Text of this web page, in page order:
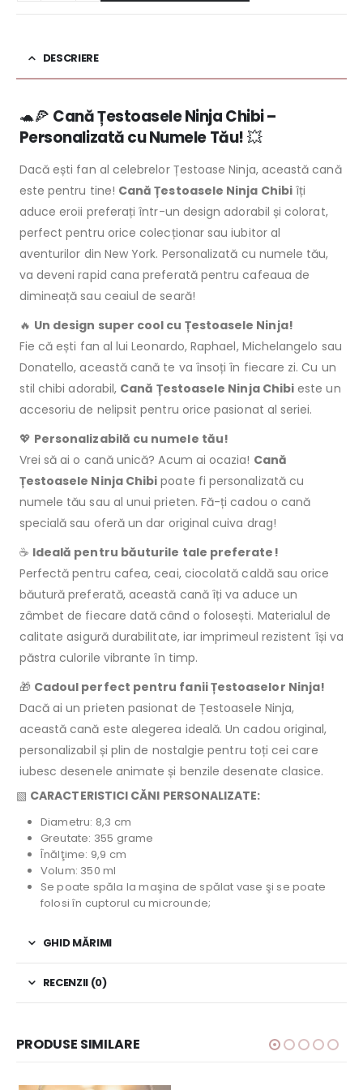
DESCRIERE
🐢🍕 Cană Țestoasele Ninja Chibi –
Personalizată cu Numele Tău! 💥
Dacă ești fan al celebrelor Țestoase Ninja, această cană
este pentru tine! Cană Țestoasele Ninja Chibiîți
aduce eroii preferați într-un design adorabil și colorat,
perfect pentru orice colecționar sau iubitor al
aventurilor din New York. Personalizată cu numele tău,
va deveni rapid cana preferată pentru cafeaua de
dimineață sau ceaiul de seară!
🔥 Un design super cool cu Țestoasele Ninja!
Fie că ești fan al lui Leonardo, Raphael, Michelangelo sau
Donatello, această cană te va însoți în fiecare zi. Cu un
stil chibi adorabil, Cană Țestoasele Ninja Chibi este un
accesoriu de nelipsit pentru orice pasionat al seriei.
💖 Personalizabilă cu numele tău!
Vrei să ai o cană unică? Acum ai ocazia! Cană
Țestoasele Ninja Chibi poate fi personalizată cu
numele tău sau al unui prieten. Fă-ți cadou o cană
specială sau oferă un dar original cuiva drag!
☕ Ideală pentru băuturile tale preferate!
Perfectă pentru cafea, ceai, ciocolată caldă sau orice
băutură preferată, această cană îți va aduce un
zâmbet de fiecare dată când o folosești. Materialul de
calitate asigură durabilitate, iar imprimeul rezistent își va
păstra culorile vibrante în timp.
🎁 Cadoul perfect pentru fanii Țestoaselor Ninja!
Dacă ai un prieten pasionat de Țestoasele Ninja,
această cană este alegerea ideală. Un cadou original,
personalizabil și plin de nostalgie pentru toți cei care
iubesc desenele animate și benzile desenate clasice.
▧ CARACTERISTICI CĂNI PERSONALIZATE:
Diametru: 8,3 cm
Greutate: 355 grame
Înălţime: 9,9 cm
Volum: 350 ml
Se poate spăla la maşina de spălat vase şi se poate
folosi în cuptorul cu microunde;
GHID MĂRIMI
RECENZII (0)
PRODUSE SIMILARE